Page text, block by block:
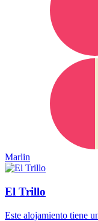
Marlin
El Trillo
Este alojamiento tiene